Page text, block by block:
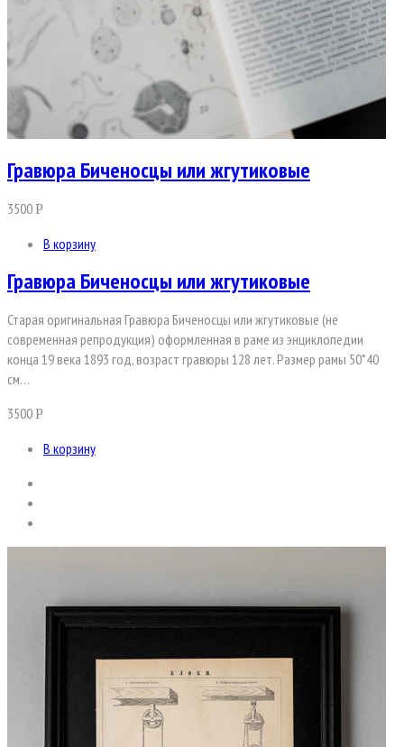
Гравюра Биченосцы или жгутиковые
3500Р
В корзину
Гравюра Биченосцы или жгутиковые
Старая оригинальная Гравюра Биченосцы или жгутиковые (не
современная репродукция) оформленная в раме из энциклопедии
конца 19 века 1893 год, возраст гравюры 128 лет. Размер рамы 50*40
см…
3500Р
В корзину